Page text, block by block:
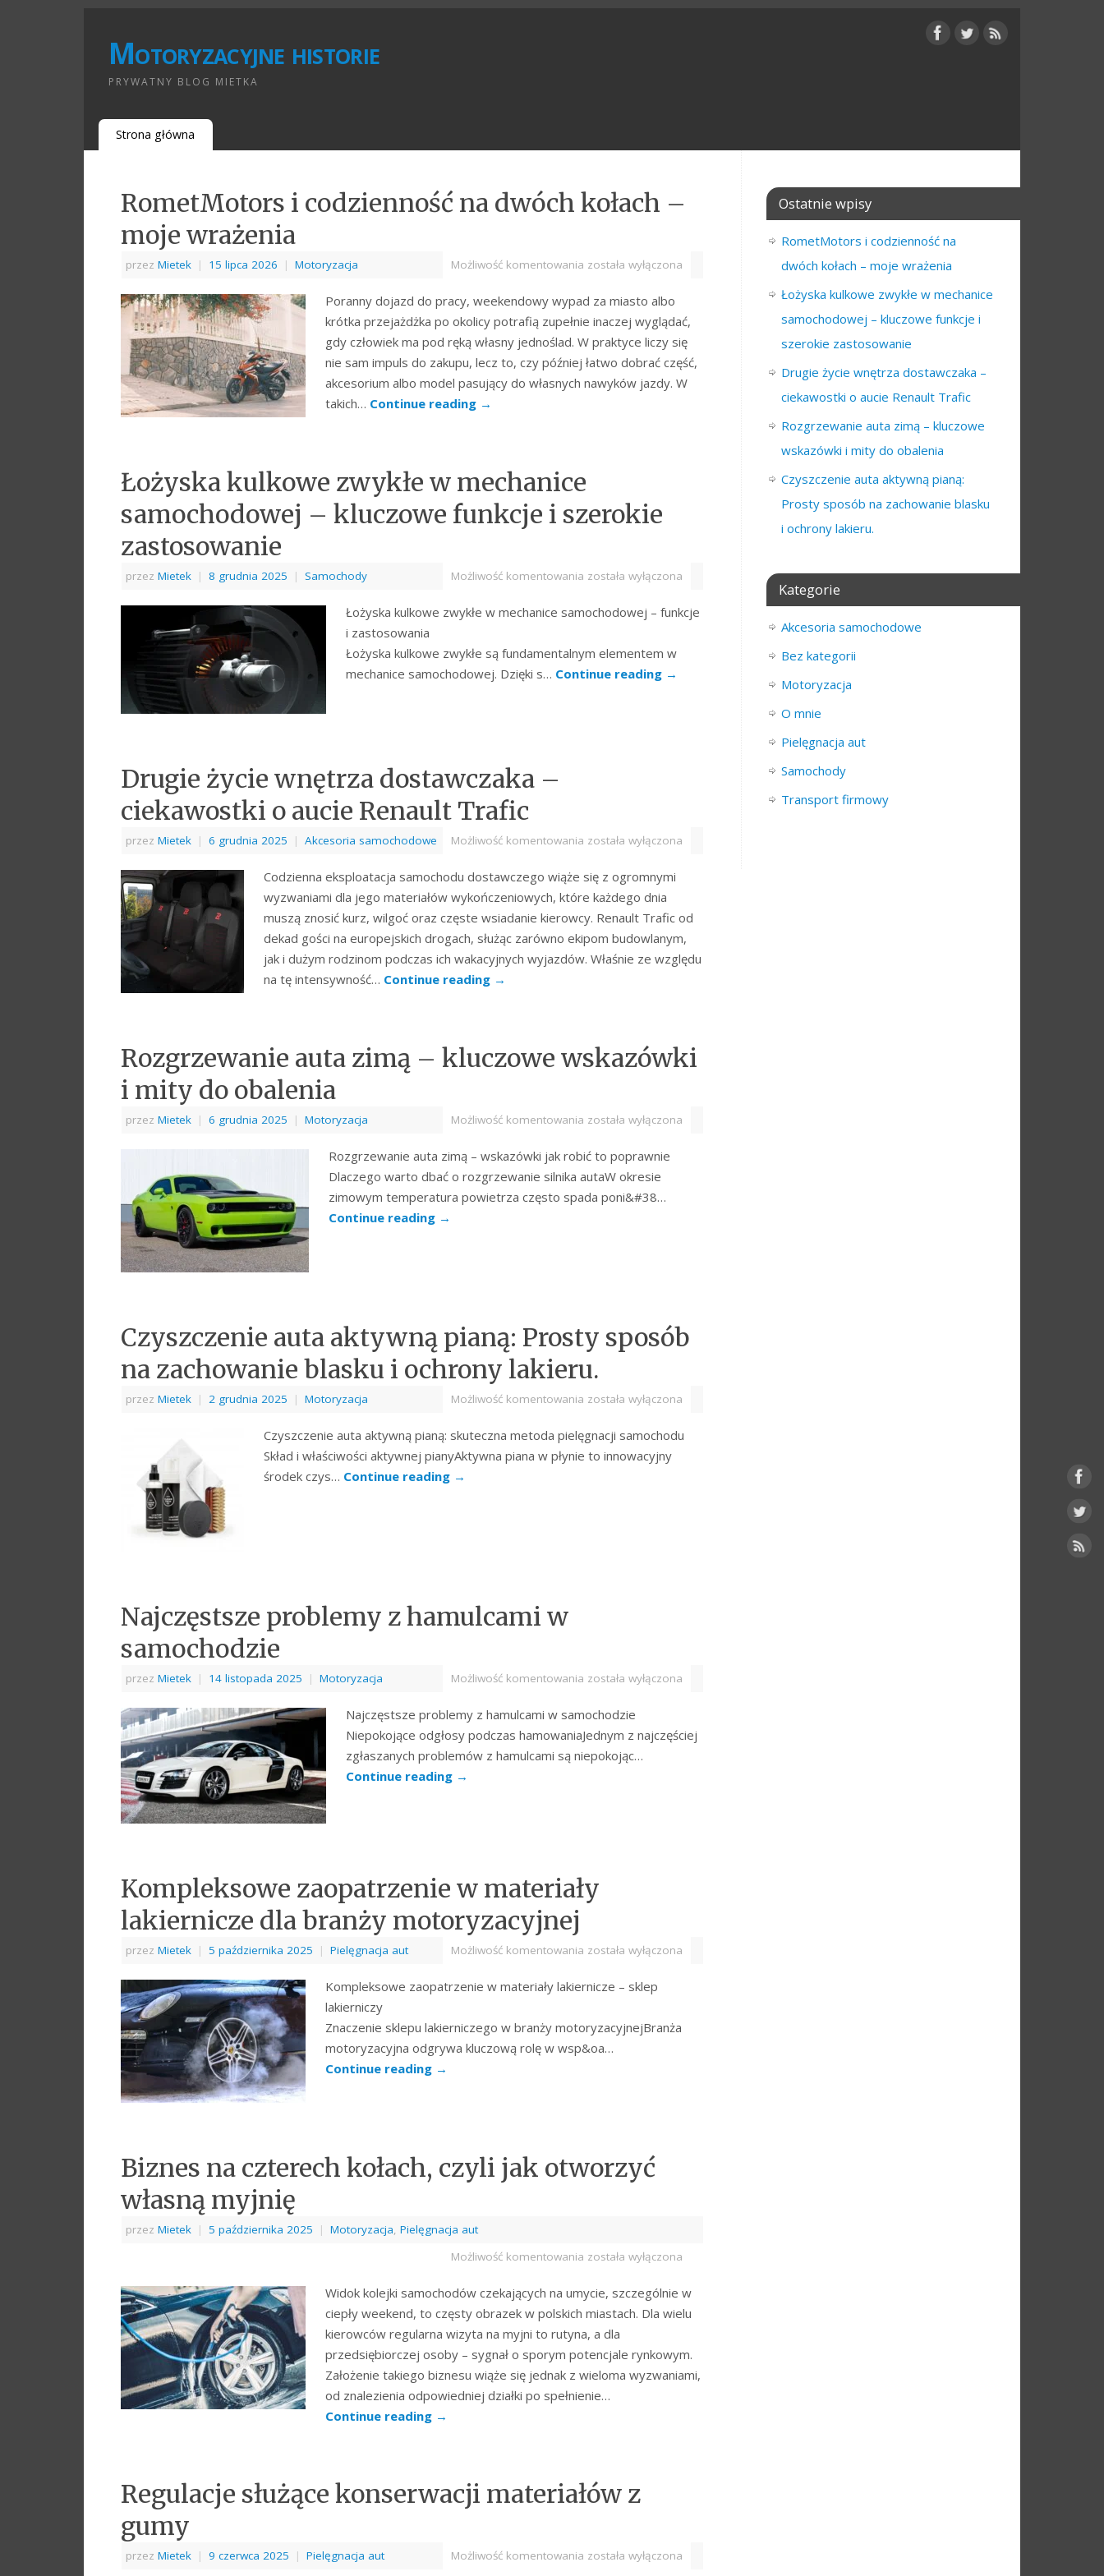
Motoryzacyjne historie
PRYWATNY BLOG MIETKA
Strona główna
RometMotors i codzienność na dwóch kołach –
moje wrażenia
przez Mietek | 15 lipca 2026 | Motoryzacja Możliwość komentowania została wyłączona
Poranny dojazd do pracy, weekendowy wypad za miasto albo
krótka przejażdżka po okolicy potrafią zupełnie inaczej wyglądać,
gdy człowiek ma pod ręką własny jednoślad. W praktyce liczy się
nie sam impuls do zakupu, lecz to, czy później łatwo dobrać część,
akcesorium albo model pasujący do własnych nawyków jazdy. W
takich… Continue reading →
Łożyska kulkowe zwykłe w mechanice
samochodowej – kluczowe funkcje i szerokie
zastosowanie
przez Mietek | 8 grudnia 2025 | Samochody Możliwość komentowania została wyłączona
Łożyska kulkowe zwykłe w mechanice samochodowej – funkcje
i zastosowania
Łożyska kulkowe zwykłe są fundamentalnym elementem w
mechanice samochodowej. Dzięki s… Continue reading →
Drugie życie wnętrza dostawczaka –
ciekawostki o aucie Renault Trafic
przez Mietek | 6 grudnia 2025 | Akcesoria samochodowe Możliwość komentowania została wyłączona
Codzienna eksploatacja samochodu dostawczego wiąże się z ogromnymi
wyzwaniami dla jego materiałów wykończeniowych, które każdego dnia
muszą znosić kurz, wilgoć oraz częste wsiadanie kierowcy. Renault Trafic od
dekad gości na europejskich drogach, służąc zarówno ekipom budowlanym,
jak i dużym rodzinom podczas ich wakacyjnych wyjazdów. Właśnie ze względu
na tę intensywność… Continue reading →
Rozgrzewanie auta zimą – kluczowe wskazówki
i mity do obalenia
przez Mietek | 6 grudnia 2025 | Motoryzacja Możliwość komentowania została wyłączona
Rozgrzewanie auta zimą – wskazówki jak robić to poprawnie
Dlaczego warto dbać o rozgrzewanie silnika autaW okresie
zimowym temperatura powietrza często spada poni&#38…
Continue reading →
Czyszczenie auta aktywną pianą: Prosty sposób
na zachowanie blasku i ochrony lakieru.
przez Mietek | 2 grudnia 2025 | Motoryzacja Możliwość komentowania została wyłączona
Czyszczenie auta aktywną pianą: skuteczna metoda pielęgnacji samochodu
Skład i właściwości aktywnej pianyAktywna piana w płynie to innowacyjny
środek czys… Continue reading →
Najczęstsze problemy z hamulcami w
samochodzie
przez Mietek | 14 listopada 2025 | Motoryzacja Możliwość komentowania została wyłączona
Najczęstsze problemy z hamulcami w samochodzie
Niepokojące odgłosy podczas hamowaniaJednym z najczęściej
zgłaszanych problemów z hamulcami są niepokojąc…
Continue reading →
Kompleksowe zaopatrzenie w materiały
lakiernicze dla branży motoryzacyjnej
przez Mietek | 5 października 2025 | Pielęgnacja aut Możliwość komentowania została wyłączona
Kompleksowe zaopatrzenie w materiały lakiernicze – sklep
lakierniczy
Znaczenie sklepu lakierniczego w branży motoryzacyjnejBranża
motoryzacyjna odgrywa kluczową rolę w wsp&oa…
Continue reading →
Biznes na czterech kołach, czyli jak otworzyć
własną myjnię
przez Mietek | 5 października 2025 | Motoryzacja, Pielęgnacja aut
Możliwość komentowania została wyłączona
Widok kolejki samochodów czekających na umycie, szczególnie w
ciepły weekend, to częsty obrazek w polskich miastach. Dla wielu
kierowców regularna wizyta na myjni to rutyna, a dla
przedsiębiorczej osoby – sygnał o sporym potencjale rynkowym.
Założenie takiego biznesu wiąże się jednak z wieloma wyzwaniami,
od znalezienia odpowiedniej działki po spełnienie…
Continue reading →
Regulacje służące konserwacji materiałów z
gumy
przez Mietek | 9 czerwca 2025 | Pielęgnacja aut Możliwość komentowania została wyłączona
Ostatnie wpisy
RometMotors i codzienność na
dwóch kołach – moje wrażenia
Łożyska kulkowe zwykłe w mechanice
samochodowej – kluczowe funkcje i
szerokie zastosowanie
Drugie życie wnętrza dostawczaka –
ciekawostki o aucie Renault Trafic
Rozgrzewanie auta zimą – kluczowe
wskazówki i mity do obalenia
Czyszczenie auta aktywną pianą:
Prosty sposób na zachowanie blasku
i ochrony lakieru.
Kategorie
Akcesoria samochodowe
Bez kategorii
Motoryzacja
O mnie
Pielęgnacja aut
Samochody
Transport firmowy